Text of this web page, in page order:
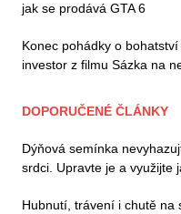
jak se prodává GTA 6
Konec pohádky o
investor z filmu Sázka na
DOPORUČENÉ ČLÁNKY
Dýňová semínka
srdci. Upravte je a využijte
Hubnutí, trávení i chutě na